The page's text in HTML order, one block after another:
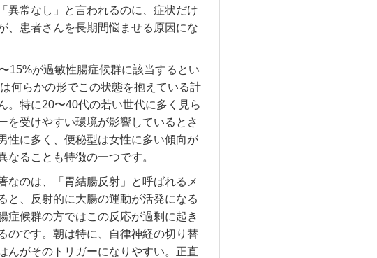
異常なし」と言われるのに、症状だけ
患者さんを長期間悩ませる原因にな
15%が過敏性腸症候群に該当するとい
何らかの形でこの状態を抱えている計
。特に20〜40代の若い世代に多く見ら
を受けやすい環境が影響しているとさ
性に多く、便秘型は女性に多い傾向が
ることも特徴の一つです。
なのは、「胃結腸反射」と呼ばれるメ
と、反射的に大腸の運動が活発になる
候群の方ではこの反応が過剰に起き
のです。朝は特に、自律神経の切り替
んがそのトリガーになりやすい。正直